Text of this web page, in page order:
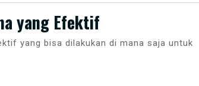
yang Efektif
yang bisa dilakukan di mana saja untuk